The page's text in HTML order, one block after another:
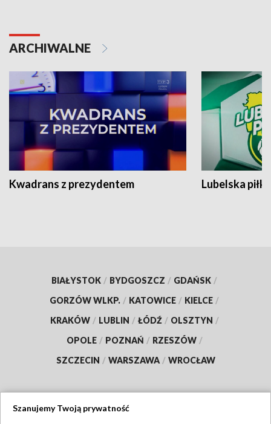
ARCHIWALNE
Kwadrans z prezydentem Lubelska piłka
BIAŁYSTOK / BYDGOSZCZ / GDAŃSK /
GORZÓW WLKP. / KATOWICE / KIELCE /
KRAKÓW / LUBLIN / ŁÓDŹ / OLSZTYN /
OPOLE / POZNAŃ / RZESZÓW /
SZCZECIN / WARSZAWA / WROCŁAW
Szanujemy Twoją prywatność